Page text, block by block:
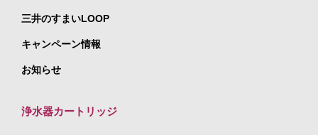
三井のすまいLOOP
キャンペーン情報
お知らせ
浄水器カートリッジ